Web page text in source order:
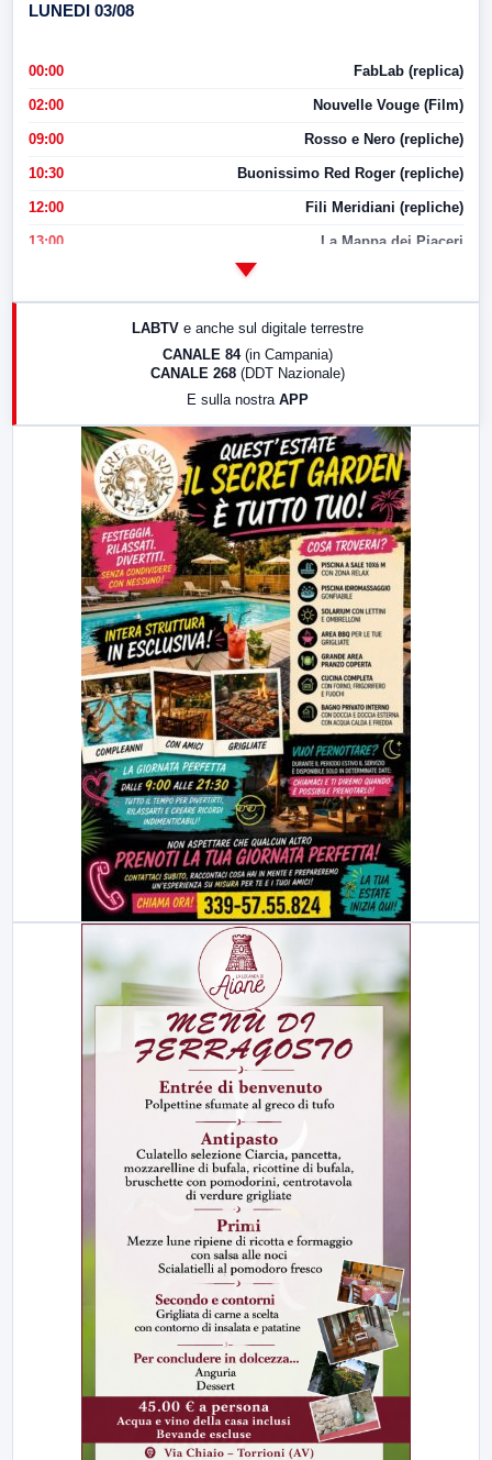
LUNEDI 03/08
00:00 FabLab (replica)
02:00 Nouvelle Vouge (Film)
09:00 Rosso e Nero (repliche)
10:30 Buonissimo Red Roger (repliche)
12:00 Fili Meridiani (repliche)
13:00 La Mappa dei Piaceri
LabNews (replica)
LABTV e anche sul digitale terrestre
CANALE 84 (in Campania)
CANALE 268 (DDT Nazionale)
E sulla nostra APP